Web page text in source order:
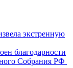
экстренную
благодарности
Собрания РФ